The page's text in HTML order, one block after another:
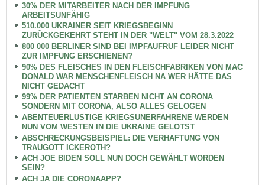
30% DER MITARBEITER NACH DER IMPFUNG
ARBEITSUNFÄHIG
510.000 UKRAINER SEIT KRIEGSBEGINN
ZURÜCKGEKEHRT STEHT IN DER "WELT" VOM 28.3.2022
800 000 BERLINER SIND BEI IMPFAUFRUF LEIDER NICHT
ZUR IMPFUNG ERSCHIENEN?
90% DES FLEISCHES IN DEN FLEISCHFABRIKEN VON MAC
DONALD WAR MENSCHENFLEISCH NA WER HÄTTE DAS
NICHT GEDACHT
99% DER PATIENTEN STARBEN NICHT AN CORONA
SONDERN MIT CORONA, ALSO ALLES GELOGEN
ABENTEUERLUSTIGE KRIEGSUNERFAHRENE WERDEN
NUN VOM WESTEN IN DIE UKRAINE GELOTST
ABSCHRECKUNGSBEISPIEL: DIE VERHAFTUNG VON
TRAUGOTT ICKEROTH?
ACH JOE BIDEN SOLL NUN DOCH GEWÄHLT WORDEN
SEIN?
ACH JA DIE CORONAAPP?